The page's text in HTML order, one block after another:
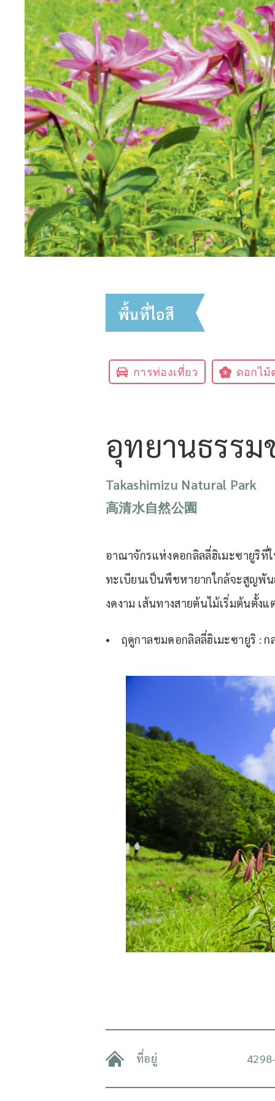
พื้นที่ไอสึ
การท่องเที่ยว ดอกไม้
อุทยานธรร
Takashimizu Natural Park
高清水自然公園
อาณาจักรแห่งดอกลิลลี่ฮิเมะซายูริที่
ทะเบียนเป็นพืชหายากใกล้จะสูญพั
งดงาม เส้นทางสายต้นไม้เริ่มต้นตั้ง
• ฤดูกาลชมดอกลิลลี่ฮิเมะซายูริ : ก
ที่อยู่